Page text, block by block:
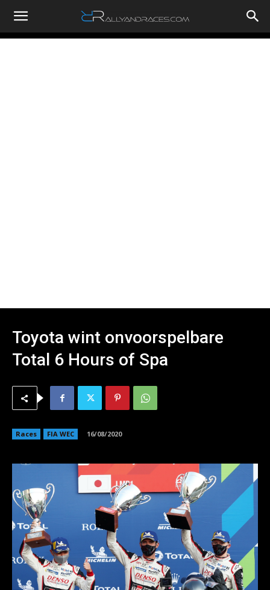
RallyandRaces.com
Toyota wint onvoorspelbare
Total 6 Hours of Spa
Races FIA WEC 16/08/2020